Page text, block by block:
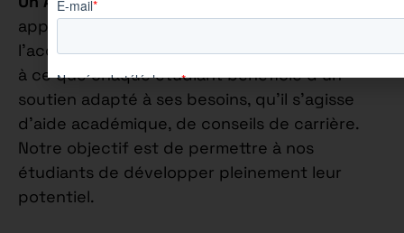
approche pédagogique est centrée sur
l’accompagnement personnalisé. Nous veillons
à ce que chaque étudiant bénéficie d’un
soutien adapté à ses besoins, qu’il s’agisse
d’aide académique, de conseils de carrière.
Notre objectif est de permettre à nos
étudiants de développer pleinement leur
potentiel.